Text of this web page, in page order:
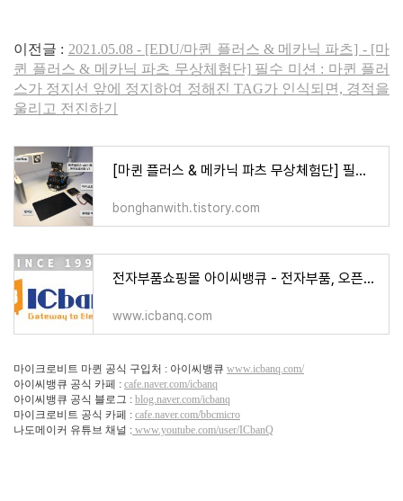
이전글 : 2021.05.08 - [EDU/마퀸 플러스 & 메카닉 파츠] - [마
퀸 플러스 & 메카닉 파츠 무상체험단] 필수 미션 : 마퀸 플러
스가 정지선 앞에 정지하여 정해진 TAG가 인식되면, 경적을
울리고 전진하기
[마퀸 플러스 & 메카닉 파츠 무상체험단] 필수 미션 : 마퀸 플러스가 정지선 앞에 정지하여 정해
bonghanwith.tistory.com
전자부품쇼핑몰 아이씨뱅큐 - 전자부품, 오픈소스 하드웨어의 모든 것
www.icbanq.com
마이크로비트 마퀸 공식 구입처 : 아이씨뱅큐 www.icbanq.com/
아이씨뱅큐 공식 카페 : cafe.naver.com/icbanq
아이씨뱅큐 공식 블로그 : blog.naver.com/icbanq
마이크로비트 공식 카페 : cafe.naver.com/bbcmicro
나도메이커 유튜브 채널 : www.youtube.com/user/ICbanQ